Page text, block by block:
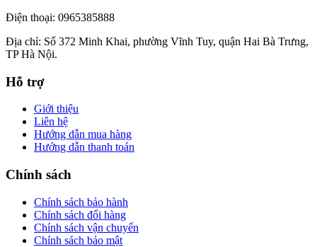
Điện thoại: 0965385888
Địa chỉ: Số 372 Minh Khai, phường Vĩnh Tuy, quận Hai Bà Trưng,
TP Hà Nội.
Hỗ trợ
Giới thiệu
Liên hệ
Hướng dẫn mua hàng
Hướng dẫn thanh toán
Chính sách
Chính sách bảo hành
Chính sách đổi hàng
Chính sách vận chuyển
Chính sách bảo mật